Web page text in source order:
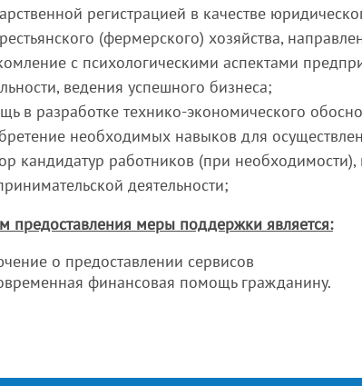
регистрацией в качестве
(фермерского) хозяйства,
с психологическими аспектами
ведения успешного бизнеса;
в разработке технико-экономического
необходимых навыков для
кандидатур работников (при
деятельности;
предоставления меры поддержки является:
о предоставлении сервисов
финансовая помощь гражданину.